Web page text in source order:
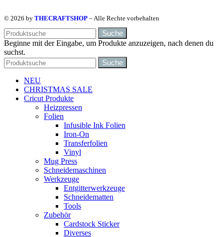
© 2026 by THECRAFTSHOP – Alle Rechte vorbehalten
Suche
Beginne mit der Eingabe, um Produkte anzuzeigen, nach denen du
suchst.
Suche
NEU
CHRISTMAS SALE
Cricut Produkte
Heizpressen
Folien
Infusible Ink Folien
Iron-On
Transferfolien
Vinyl
Mug Press
Schneidemaschinen
Werkzeuge
Entgitterwerkzeuge
Schneidematten
Tools
Zubehör
Cardstock Sticker
Diverses